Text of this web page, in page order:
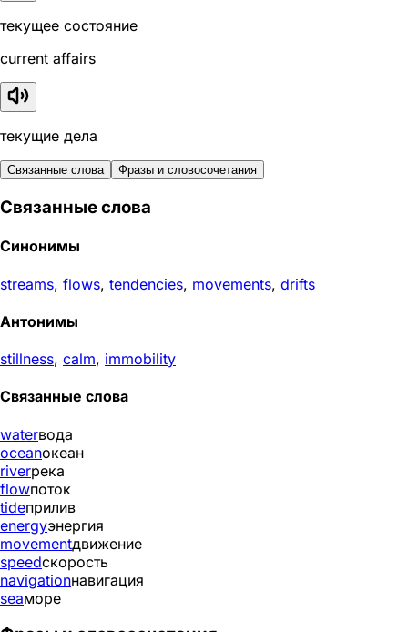
текущее состояние
current affairs
текущие дела
Связанные слова Фразы и словосочетания
Связанные слова
Синонимы
streams, flows, tendencies, movements, drifts
Антонимы
stillness, calm, immobility
Связанные слова
waterвода
oceanокеан
riverрека
flowпоток
tideприлив
energyэнергия
movementдвижение
speedскорость
navigationнавигация
seaморе